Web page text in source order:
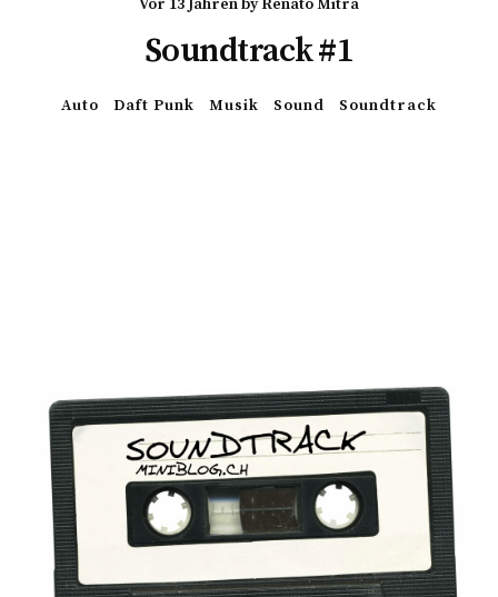
Soundtrack #1
Auto Daft Punk Musik Sound Soundtrack